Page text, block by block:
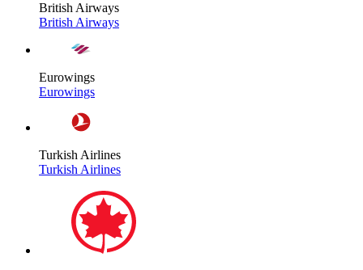
British Airways
British Airways
Eurowings
Eurowings
Turkish Airlines
Turkish Airlines